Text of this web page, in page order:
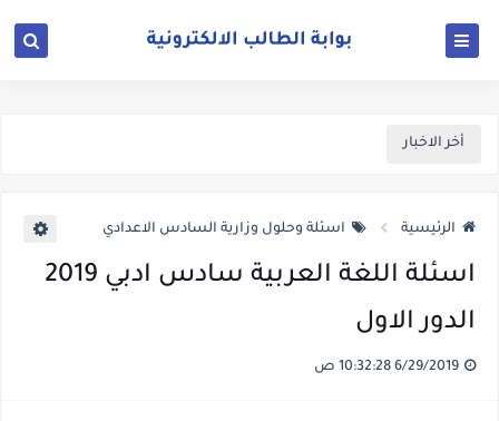
أخر الاخبار
الرئيسية اسئلة وحلول وزارية السادس الاعدادي
اسئلة اللغة العربية سادس ادبي 2019
الدور الاول